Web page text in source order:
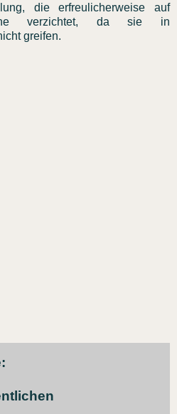
die erfreulicherweise auf
verzichtet, da sie in
greifen.